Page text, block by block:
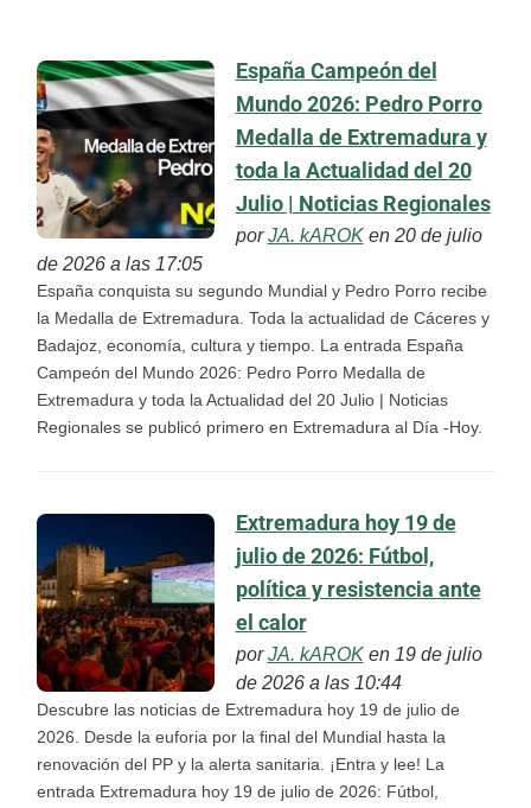
España Campeón del
Mundo 2026: Pedro Porro
Medalla de Extremadura y
toda la Actualidad del 20
Julio | Noticias Regionales
porJA. kAROKen 20 de julio
de 2026 a las 17:05
España conquista su segundo Mundial y Pedro Porro recibe
la Medalla de Extremadura. Toda la actualidad de Cáceres y
Badajoz, economía, cultura y tiempo. La entrada España
Campeón del Mundo 2026: Pedro Porro Medalla de
Extremadura y toda la Actualidad del 20 Julio | Noticias
Regionales se publicó primero en Extremadura al Día -Hoy.
Extremadura hoy 19 de
julio de 2026: Fútbol,
política y resistencia ante
el calor
porJA. kAROKen 19 de julio
de 2026 a las 10:44
Descubre las noticias de Extremadura hoy 19 de julio de
2026. Desde la euforia por la final del Mundial hasta la
renovación del PP y la alerta sanitaria. ¡Entra y lee! La
entrada Extremadura hoy 19 de julio de 2026: Fútbol,